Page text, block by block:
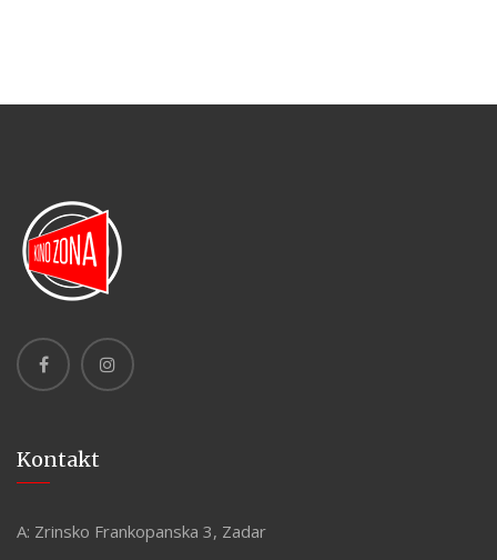
Kontakt
A: Zrinsko Frankopanska 3, Zadar